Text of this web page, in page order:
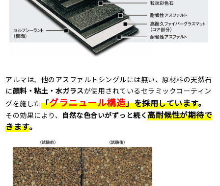
アルマは、他のアスファルトシングルには無い、原材料の天然石
に顔料・粘土・水ガラスが使用されているセラミックコーティン
グを施した「グラニュール構造」を採用しています。
その効果により、 自然な色合いがずっと続く高耐候性が期待で
きます。